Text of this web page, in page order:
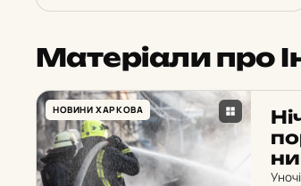
Матеріали про
НОВИНИ ХАРКОВА